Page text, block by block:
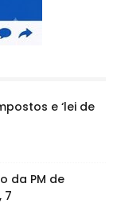
e ‘lei de
da PM de
7